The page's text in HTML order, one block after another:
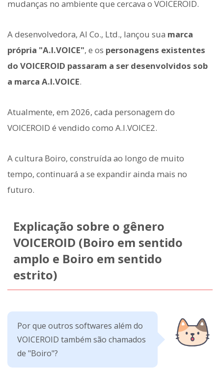
mudanças no ambiente que cercava o VOICEROID.
A desenvolvedora, AI Co., Ltd., lançou sua marca
própria "A.I.VOICE", e os personagens existentes
do VOICEROID passaram a ser desenvolvidos sob
a marca A.I.VOICE.
Atualmente, em 2026, cada personagem do
VOICEROID é vendido como A.I.VOICE2.
A cultura Boiro, construída ao longo de muito
tempo, continuará a se expandir ainda mais no
futuro.
Explicação sobre o gênero
VOICEROID (Boiro em sentido
amplo e Boiro em sentido
estrito)
Por que outros softwares além do
VOICEROID também são chamados
de "Boiro"?